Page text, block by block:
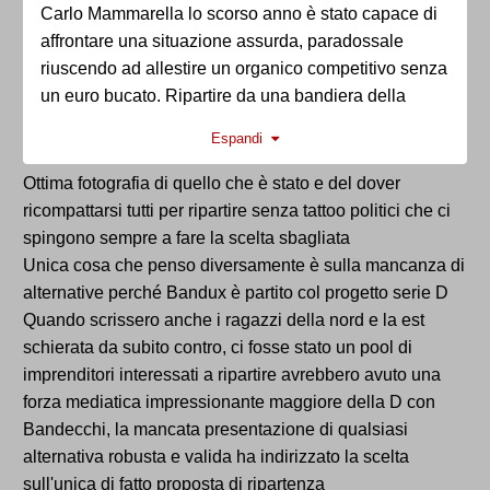
Carlo Mammarella lo scorso anno è stato capace di
affrontare una situazione assurda, paradossale
riuscendo ad allestire un organico competitivo senza
un euro bucato. Ripartire da una bandiera della
competenza e professionalità non può che far
immenso piacere. E poi il tempo è sempre
galantuomo e non meritava certo di uscire in quel
modo
Detto ciò prendersi la paternità della patente del
tifoso è sempre un esercizio molto divertente. La
ripartenza naturale della Ternana la indica la
normativa federale: Eccellenza perchè da alcuni
anni so cambiate le regole. Il sindaco Bandecchi ha
trovato una soluzione 'alternativa' che verrà vagliata
da Malagò. Questi sono i fatti e non è una questione
politica.
Espandi
Ottima fotografia di quello che è stato e del dover
ricompattarsi tutti per ripartire senza tattoo politici che ci
spingono sempre a fare la scelta sbagliata
Unica cosa che penso diversamente è sulla mancanza di
alternative perché Bandux è partito col progetto serie D
Quando scrissero anche i ragazzi della nord e la est
schierata da subito contro, ci fosse stato un pool di
imprenditori interessati a ripartire avrebbero avuto una
forza mediatica impressionante maggiore della D con
Bandecchi, la mancata presentazione di qualsiasi
alternativa robusta e valida ha indirizzato la scelta
sull'unica di fatto proposta di ripartenza